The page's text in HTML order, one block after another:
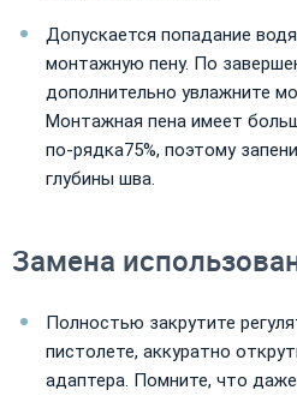
Допускается попадание
монтажную пену. По
дополнительно увлажните
Монтажная пена имеет
по-рядка75%, поэтому
глубины шва.
Замена
Полностью закрутите
пистолете, аккуратно
адаптера. Помните, что